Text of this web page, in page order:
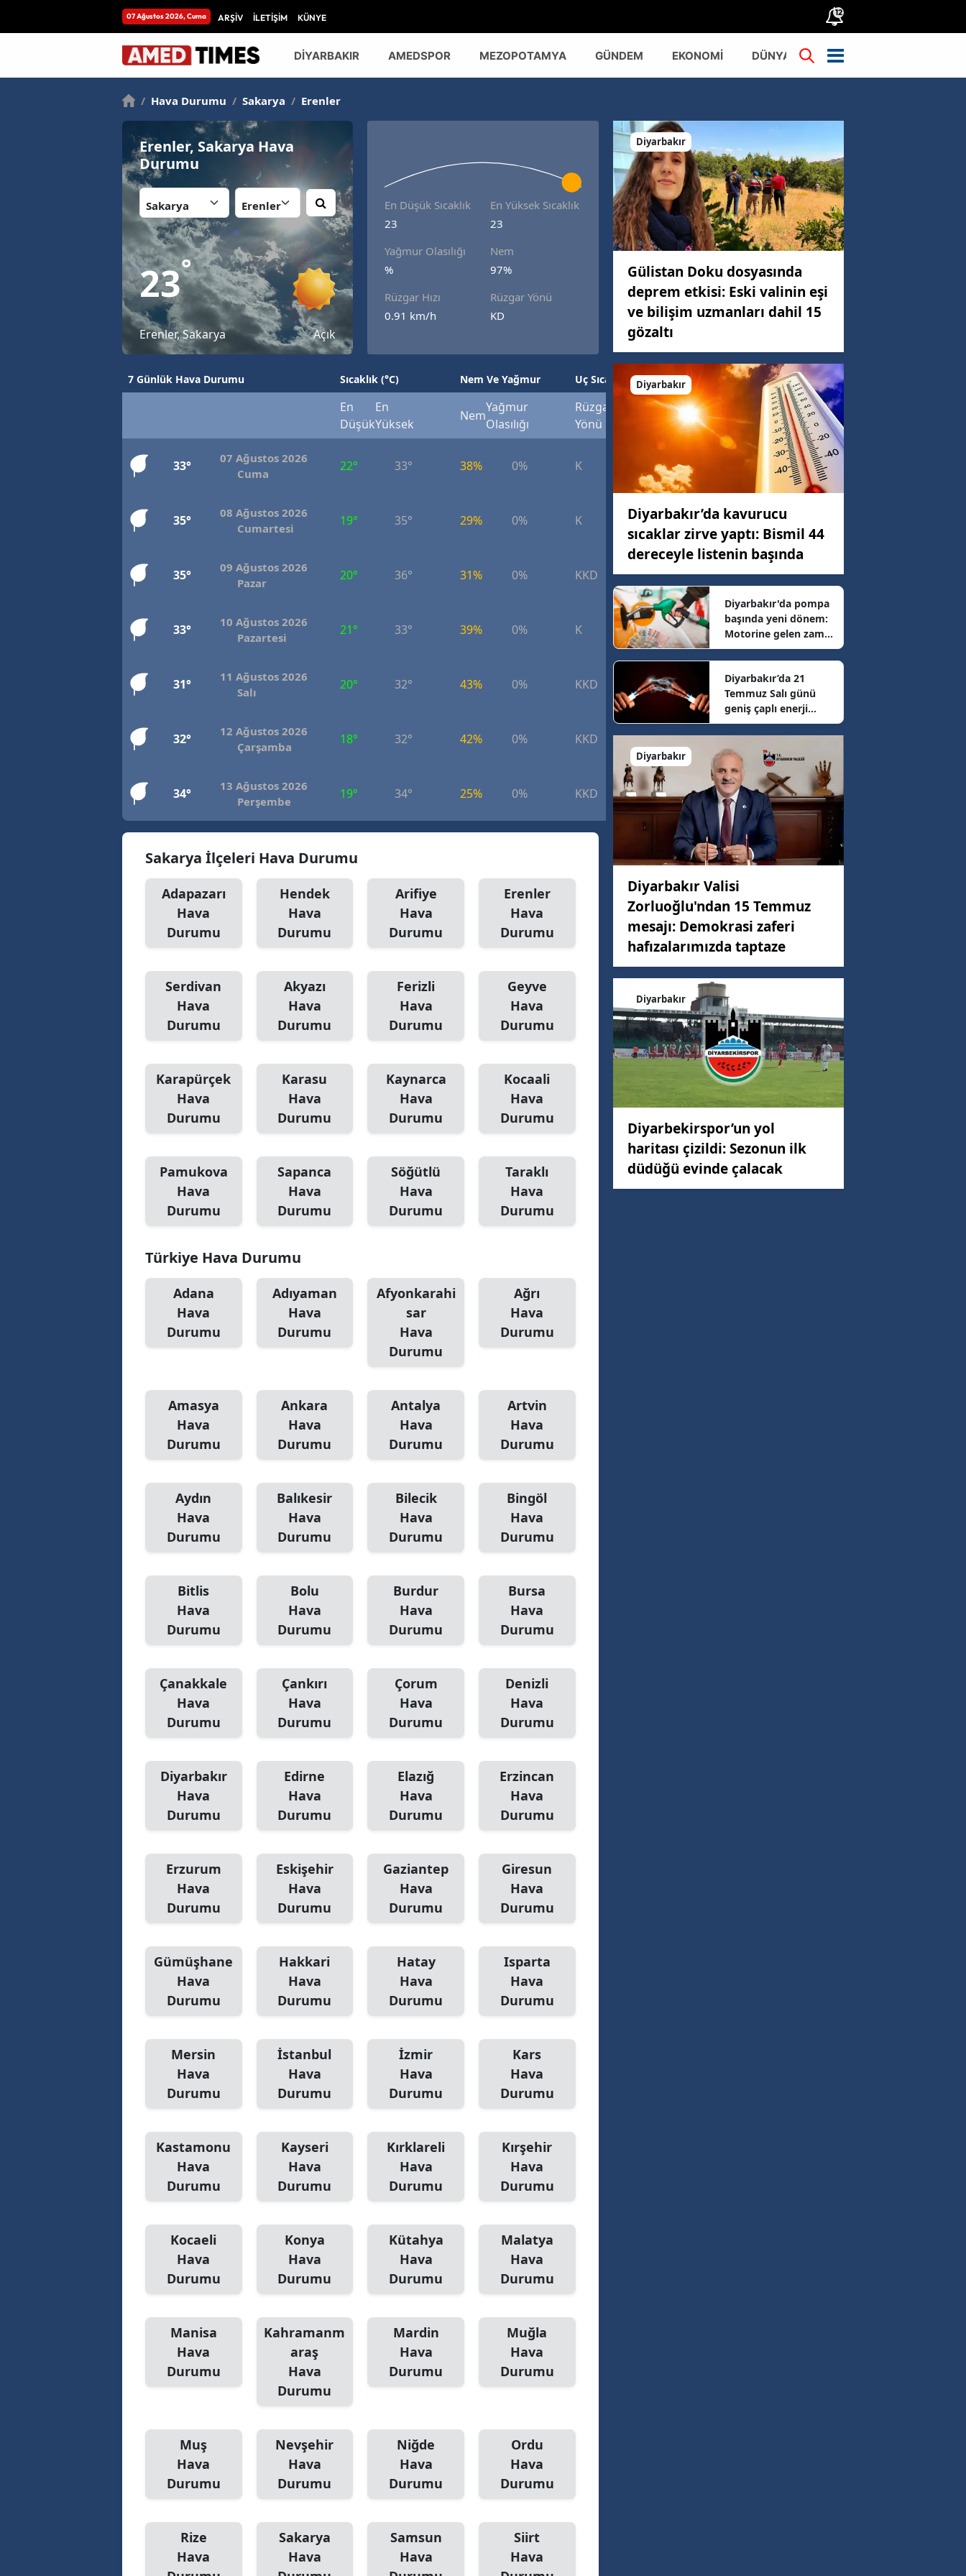
07 Ağustos 2026, Cuma ARŞİV İLETİŞİM KÜNYE 12
DİYARBAKIR AMEDSPOR MEZOPOTAMYA GÜNDEM EKONOMİ DÜNYA TÜRKİYE
/ Hava Durumu / Sakarya / Erenler
Erenler, Sakarya Hava
Durumu
23°
Erenler, Sakarya Açık
En Düşük Sıcaklık
23
En Yüksek Sıcaklık
23
Yağmur Olasılığı
%
Nem
97%
Rüzgar Hızı
0.91 km/h
Rüzgar Yönü
KD
7 Günlük Hava Durumu Sıcaklık (°C) Nem Ve Yağmur Uç Sıcaklık (°C)
En
Düşük
En
Yüksek
Nem
Yağmur
Olasılığı
Rüzgar
Yönü
Rüzgar
33°
07 Ağustos 2026
Cuma
22° 33° 38% 0% K 6.98 km/h
35°
08 Ağustos 2026
Cumartesi
19° 35° 29% 0% K 7.35 km/h
35°
09 Ağustos 2026
Pazar
20° 36° 31% 0% KKD 9.3 km/h
33°
10 Ağustos 2026
Pazartesi
21° 33° 39% 0% K 7.73 km/h
31°
11 Ağustos 2026
Salı
20° 32° 43% 0% KKD 7.92 km/h
32°
12 Ağustos 2026
Çarşamba
18° 32° 42% 0% KKD 6.64 km/h
34°
13 Ağustos 2026
Perşembe
19° 34° 25% 0% KKD 8.67 km/h
Sakarya İlçeleri Hava Durumu
Adapazarı
Hava
Durumu
Hendek
Hava
Durumu
Arifiye
Hava
Durumu
Erenler
Hava
Durumu
Serdivan
Hava
Durumu
Akyazı
Hava
Durumu
Ferizli
Hava
Durumu
Geyve
Hava
Durumu
Karapürçek
Hava
Durumu
Karasu
Hava
Durumu
Kaynarca
Hava
Durumu
Kocaali
Hava
Durumu
Pamukova
Hava
Durumu
Sapanca
Hava
Durumu
Söğütlü
Hava
Durumu
Taraklı
Hava
Durumu
Türkiye Hava Durumu
Adana
Hava
Durumu
Adıyaman
Hava
Durumu
Afyonkarahi
sar
Hava
Durumu
Ağrı
Hava
Durumu
Amasya
Hava
Durumu
Ankara
Hava
Durumu
Antalya
Hava
Durumu
Artvin
Hava
Durumu
Aydın
Hava
Durumu
Balıkesir
Hava
Durumu
Bilecik
Hava
Durumu
Bingöl
Hava
Durumu
Bitlis
Hava
Durumu
Bolu
Hava
Durumu
Burdur
Hava
Durumu
Bursa
Hava
Durumu
Çanakkale
Hava
Durumu
Çankırı
Hava
Durumu
Çorum
Hava
Durumu
Denizli
Hava
Durumu
Diyarbakır
Hava
Durumu
Edirne
Hava
Durumu
Elazığ
Hava
Durumu
Erzincan
Hava
Durumu
Erzurum
Hava
Durumu
Eskişehir
Hava
Durumu
Gaziantep
Hava
Durumu
Giresun
Hava
Durumu
Gümüşhane
Hava
Durumu
Hakkari
Hava
Durumu
Hatay
Hava
Durumu
Isparta
Hava
Durumu
Mersin
Hava
Durumu
İstanbul
Hava
Durumu
İzmir
Hava
Durumu
Kars
Hava
Durumu
Kastamonu
Hava
Durumu
Kayseri
Hava
Durumu
Kırklareli
Hava
Durumu
Kırşehir
Hava
Durumu
Kocaeli
Hava
Durumu
Konya
Hava
Durumu
Kütahya
Hava
Durumu
Malatya
Hava
Durumu
Manisa
Hava
Durumu
Kahramanm
araş
Hava
Durumu
Mardin
Hava
Durumu
Muğla
Hava
Durumu
Muş
Hava
Durumu
Nevşehir
Hava
Durumu
Niğde
Hava
Durumu
Ordu
Hava
Durumu
Rize
Hava
Sakarya
Hava
Samsun
Hava
Siirt
Hava
Diyarbakır
Gülistan Doku dosyasında
deprem etkisi: Eski valinin eşi
ve bilişim uzmanları dahil 15
gözaltı
Diyarbakır
Diyarbakır’da kavurucu
sıcaklar zirve yaptı: Bismil 44
dereceyle listenin başında
Diyarbakır'da pompa
başında yeni dönem:
Motorine gelen zam
sonrası güncel fiyatlar
belli oldu
Diyarbakır’da 21
Temmuz Salı günü
geniş çaplı enerji
mesaisi: 16 ilçede
elektrikler kesilecek
Diyarbakır
Diyarbakır Valisi
Zorluoğlu'ndan 15 Temmuz
mesajı: Demokrasi zaferi
hafızalarımızda taptaze
Diyarbakır
Diyarbekirspor’un yol
haritası çizildi: Sezonun ilk
düdüğü evinde çalacak